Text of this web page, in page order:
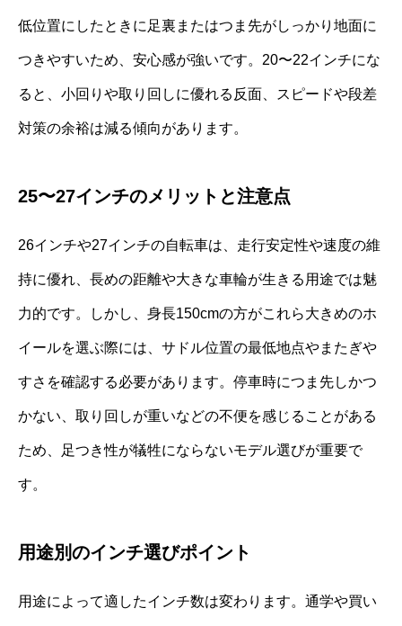
低位置にしたときに足裏またはつま先がしっかり地面に
つきやすいため、安心感が強いです。20〜22インチにな
ると、小回りや取り回しに優れる反面、スピードや段差
対策の余裕は減る傾向があります。
25〜27インチのメリットと注意点
26インチや27インチの自転車は、走行安定性や速度の維
持に優れ、長めの距離や大きな車輪が生きる用途では魅
力的です。しかし、身長150cmの方がこれら大きめのホ
イールを選ぶ際には、サドル位置の最低地点やまたぎや
すさを確認する必要があります。停車時につま先しかつ
かない、取り回しが重いなどの不便を感じることがある
ため、足つき性が犠牲にならないモデル選びが重要で
す。
用途別のインチ選びポイント
用途によって適したインチ数は変わります。通学や買い